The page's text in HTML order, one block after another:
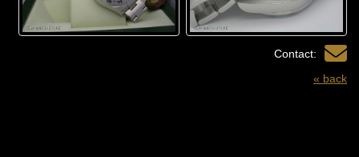
Contact:
« back